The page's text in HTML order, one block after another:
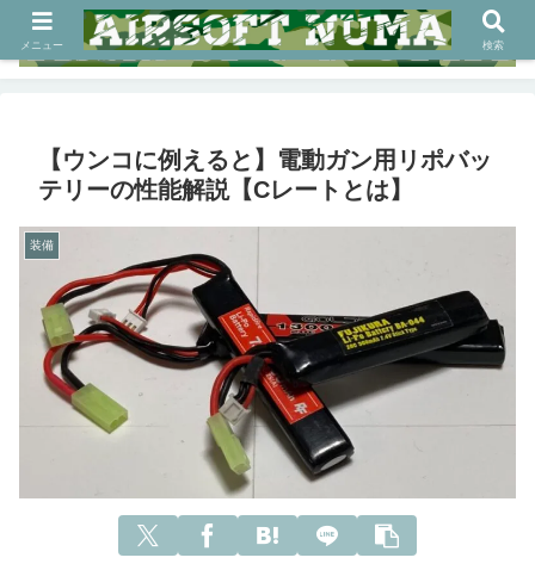
【ウンコに例えると】電動ガン用リポバッ
テリーの性能解説【Cレートとは】
装備
メニュー 検索